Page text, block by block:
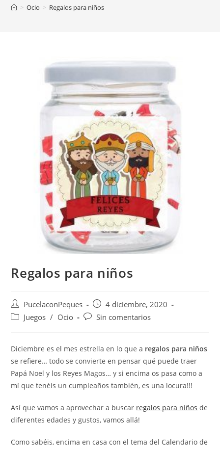
> Ocio > Regalos para niños
Regalos para niños
PucelaconPeques
4 diciembre, 2020
Juegos / Ocio Sin comentarios
Diciembre es el mes estrella en lo que a regalos para niños
se refiere… todo se convierte en pensar qué puede traer
Papá Noel y los Reyes Magos… y si encima os pasa como a
mí que tenéis un cumpleaños también, es una locura!!!
Así que vamos a aprovechar a buscar regalos para niños de
diferentes edades y gustos, vamos allá!
Como sabéis, encima en casa con el tema del Calendario de